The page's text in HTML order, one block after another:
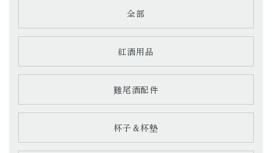
全部
紅酒用品
雞尾酒配件
杯子＆杯墊